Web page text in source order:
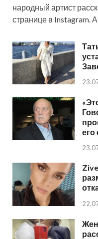
народный артист
странице в Instagram.